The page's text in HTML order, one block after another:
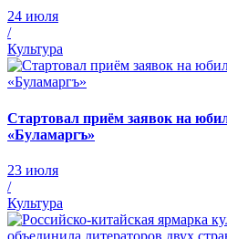
24 июля
/
Культура
Стартовал приём заявок на
«Буламаргъ»
23 июля
/
Культура